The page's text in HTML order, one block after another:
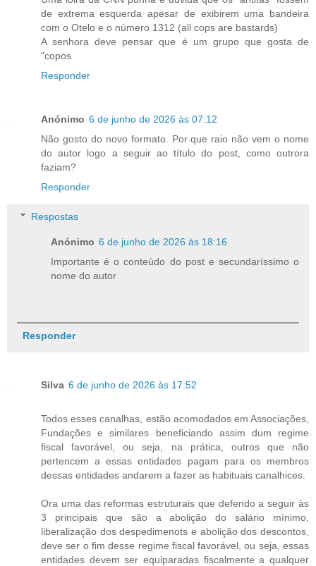
de extrema esquerda apesar de exibirem uma bandeira
com o Otelo e o número 1312 (all cops are bastards)
A senhora deve pensar que é um grupo que gosta de
"copos
Responder
Anónimo 6 de junho de 2026 às 07:12
Não gosto do novo formato. Por que raio não vem o nome
do autor logo a seguir ao título do post, como outrora
faziam?
Responder
Respostas
Anónimo 6 de junho de 2026 às 18:16
Importante é o conteúdo do post e secundaríssimo o
nome do autor
Responder
Silva 6 de junho de 2026 às 17:52
Todos esses canalhas, estão acomodados em Associações,
Fundações e similares beneficiando assim dum regime
fiscal favorável, ou seja, na prática, outros que não
pertencem a essas entidades pagam para os membros
dessas entidades andarem a fazer as habituais canalhices.
Ora uma das reformas estruturais que defendo a seguir às
3 principais que são a abolição do salário mínimo,
liberalização dos despedimenots e abolição dos descontos,
deve ser o fim desse regime fiscal favorável, ou seja, essas
entidades devem ser equiparadas fiscalmente a qualquer